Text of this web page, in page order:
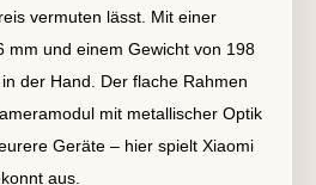
vermuten lässt. Mit einer
mm und einem Gewicht von 198
der Hand. Der flache Rahmen
mit metallischer Optik
Geräte – hier spielt Xiaomi
aus.